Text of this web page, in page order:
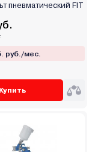
пневматический FIT
руб./мес.
Купить